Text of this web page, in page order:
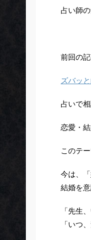
占い師の
前回の
ズバッ
占いで
恋愛・
このテ
今は、
結婚を
「先生
「いつ